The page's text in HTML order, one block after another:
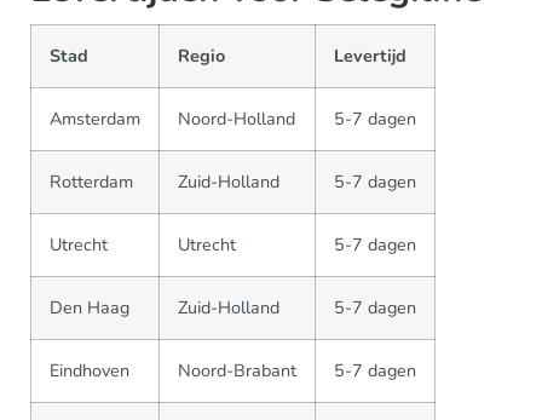
Stad Regio Levertijd
Amsterdam Noord-Holland 5-7 dagen
Rotterdam Zuid-Holland 5-7 dagen
Utrecht Utrecht 5-7 dagen
Den Haag Zuid-Holland 5-7 dagen
Eindhoven Noord-Brabant 5-7 dagen